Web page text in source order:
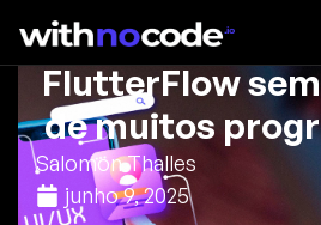
Como criar
FlutterFlow
de muitos
Salomon Thalles
junho 9, 2025